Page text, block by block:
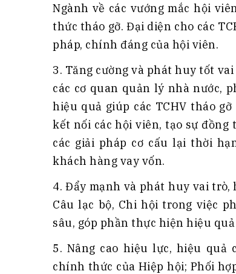
Ngành về các vướng mắc hội
thức tháo gỡ. Đại diện cho các
pháp, chính đáng của hội viên.
3. Tăng cường và phát huy tốt
các cơ quan quản lý nhà nước,
hiệu quả giúp các TCHV tháo
kết nối các hội viên, tạo sự
các giải pháp cơ cấu lại thời
khách hàng vay vốn.
4. Đẩy mạnh và phát huy vai trò,
Câu lạc bộ, Chi hội trong việc
sâu, góp phần thực hiện hiệu
5. Nâng cao hiệu lực, hiệu
chính thức của Hiệp hội; Phối